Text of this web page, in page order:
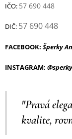
IČO: 57 690 448
DIČ: 57 690 448
FACEBOOK: Šperky
INSTAGRAM:
"Pravá
kvalite,